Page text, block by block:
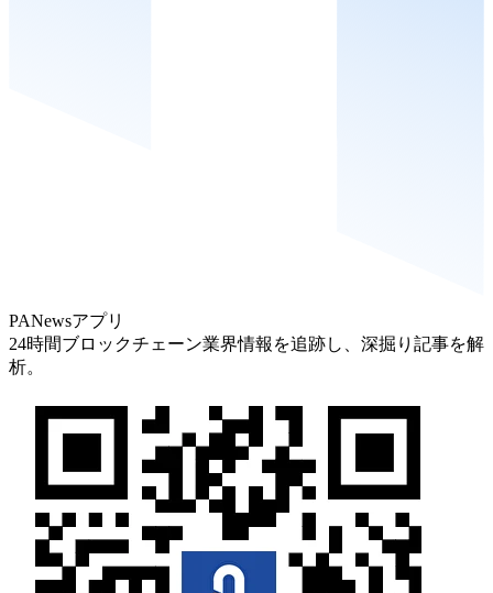
PANewsアプリ
24時間ブロックチェーン業界情報を追跡し、深掘り記事を解
析。